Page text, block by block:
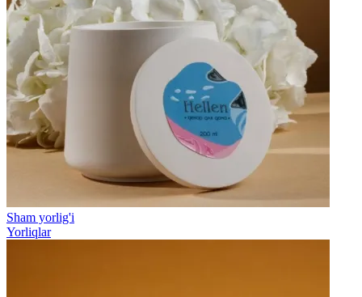
Sham yorlig'i
Yorliqlar